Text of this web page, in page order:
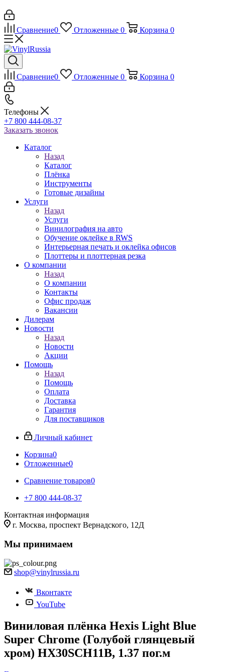
Сравнение0 Отложенные 0 Корзина 0
Сравнение0 Отложенные 0 Корзина 0
Телефоны
+7 800 444-08-37
Заказать звонок
Каталог
Назад
Каталог
Плёнка
Инструменты
Готовые дизайны
Услуги
Назад
Услуги
Винилография на авто
Обучение оклейке в RWS
Интерьерная печать и оклейка офисов
Плоттеры и плоттерная резка
О компании
Назад
О компании
Контакты
Офис продаж
Вакансии
Дилерам
Новости
Назад
Новости
Акции
Помощь
Назад
Помощь
Оплата
Доставка
Гарантия
Для поставщиков
Личный кабинет
Корзина0
Отложенные0
Сравнение товаров0
+7 800 444-08-37
Контактная информация
г. Москва, проспект Вернадского, 12Д
Мы принимаем
shop@vinylrussia.ru
Вконтакте
YouTube
Виниловая плёнка Hexis Light Blue
Super Chrome (Голубой глянцевый
хром) HX30SCH11B, 1.37 пог.м